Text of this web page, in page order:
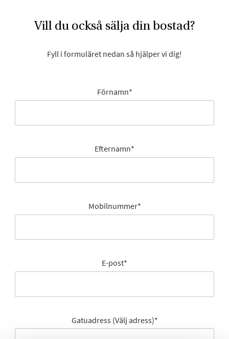
Vill du också sälja din bostad?
Fyll i formuläret nedan så hjälper vi dig!
Förnamn*
Efternamn*
Mobilnummer*
E-post*
Gatuadress (Välj adress)*